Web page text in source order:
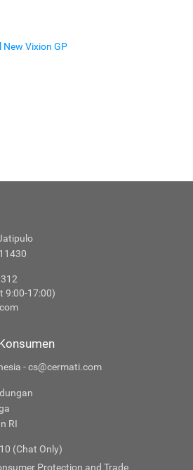
New Vixion GP
9:00-17:00)
- cs@cermati.com
RI
(Chat Only)
Protection and Trade